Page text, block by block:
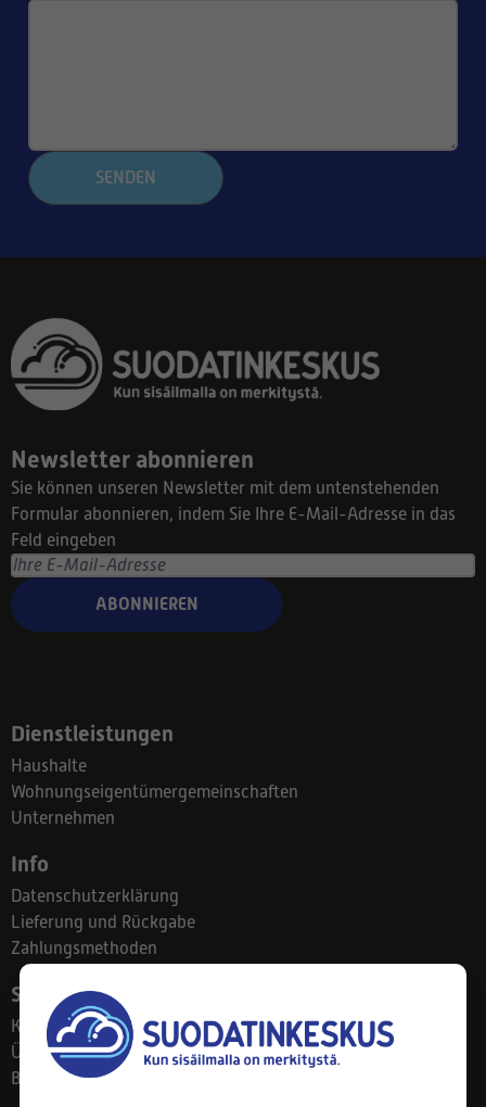
SENDEN
Newsletter abonnieren
Sie können unseren Newsletter mit dem untenstehenden
Formular abonnieren, indem Sie Ihre E-Mail-Adresse in das
Feld eingeben
ABONNIEREN
Dienstleistungen
Haushalte
Wohnungseigentümergemeinschaften
Unternehmen
Info
Datenschutzerklärung
Lieferung und Rückgabe
Zahlungsmethoden
Suodatinkeskus
Kontakt
Über uns
Blog